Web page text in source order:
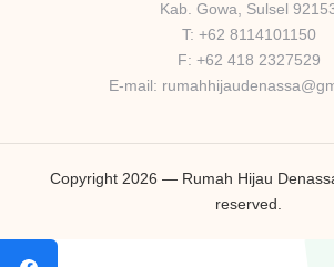
Kab. Gowa, Sulsel
T: +62 8114101150
F: +62 418 2327529
E-mail:
Copyright 2026 — Rumah Hijau
reserved.